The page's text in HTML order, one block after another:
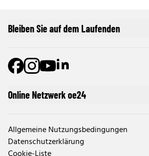
Online Netzwerk oe24
Allgemeine Nutzungsbedingungen
Datenschutzerklärung
Bleiben Sie auf dem Laufenden